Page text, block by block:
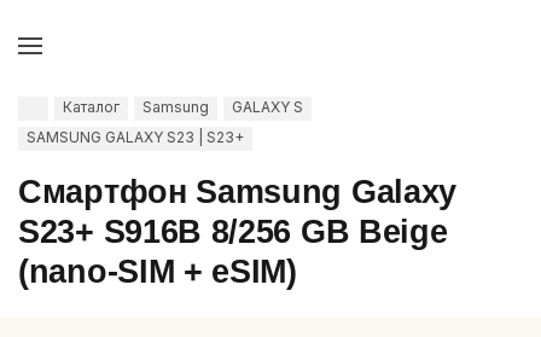
Каталог Samsung
GALAXY S
SAMSUNG GALAXY S23 | S23+
Смартфон Samsung Galaxy
S23+ S916B 8/256 GB Beige
(nano-SIM + eSIM)